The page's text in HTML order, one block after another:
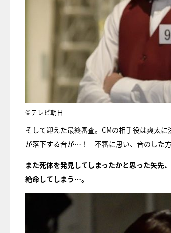
©テレビ朝日
そして迎えた最終審査。CMの相手役は爽太
が落下する音が…！ 不審に思い、音のした方
また死体を発見してしまったかと思った矢先
絶命してしまう…。